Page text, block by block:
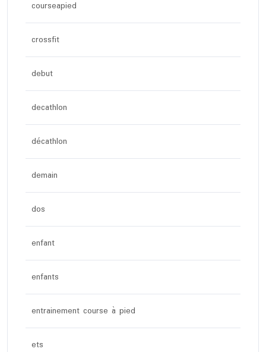
courseapied
crossfit
debut
decathlon
décathlon
demain
dos
enfant
enfants
entrainement course à pied
ets